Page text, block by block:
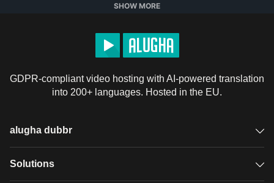
• Doppelseitiges Klebeband
• Zahnpastatube
• Backpapier
• Rote Weingummis
• Essbarer Glitzer
• Farb-Behälter
SHOW MORE
GDPR-compliant video hosting with AI-powered translation
into 200+ languages. Hosted in the EU.
alugha dubbr
Overview
Solutions